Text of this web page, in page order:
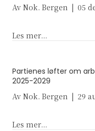
Av Nok. Bergen | 05
Les mer...
Partienes løfter om
2025-2029
Av Nok. Bergen | 29
Les mer...